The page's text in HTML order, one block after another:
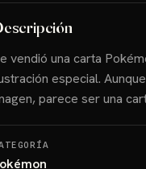
vendió una carta
especial.
parece ser una